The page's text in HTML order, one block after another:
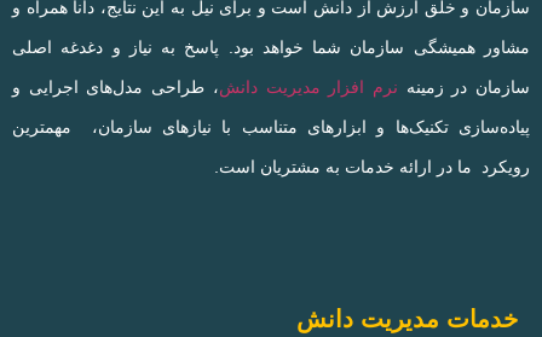
سازمان و خلق ارزش از دانش است و برای نیل به این نتایج، دانا همراه و
مشاور همیشگی سازمان شما خواهد بود. پاسخ به نیاز و دغدغه اصلی
سازمان در زمینه نرم افزار مدیریت دانش، طراحی مدل‌های اجرایی و
پیاده‌سازی تکنیک‌ها و ابزارهای متناسب با نیازهای سازمان، مهمترین
رویکرد ما در ارائه خدمات به مشتریان است.
خدمات مدیریت دانش